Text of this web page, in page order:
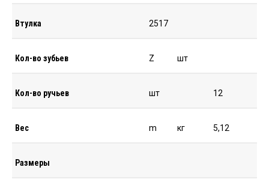
Втулка 2517
Кол-во зубьев Z шт
Кол-во ручьев шт 12
Вес m кг 5,12
Размеры